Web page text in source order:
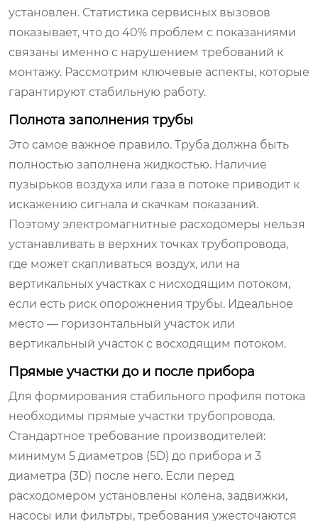
установлен. Статистика сервисных вызовов
показывает, что до 40% проблем с показаниями
связаны именно с нарушением требований к
монтажу. Рассмотрим ключевые аспекты, которые
гарантируют стабильную работу.
Полнота заполнения трубы
Это самое важное правило. Труба должна быть
полностью заполнена жидкостью. Наличие
пузырьков воздуха или газа в потоке приводит к
искажению сигнала и скачкам показаний.
Поэтому электромагнитные расходомеры нельзя
устанавливать в верхних точках трубопровода,
где может скапливаться воздух, или на
вертикальных участках с нисходящим потоком,
если есть риск опорожнения трубы. Идеальное
место — горизонтальный участок или
вертикальный участок с восходящим потоком.
Прямые участки до и после прибора
Для формирования стабильного профиля потока
необходимы прямые участки трубопровода.
Стандартное требование производителей:
минимум 5 диаметров (5D) до прибора и 3
диаметра (3D) после него. Если перед
расходомером установлены колена, задвижки,
насосы или фильтры, требования ужесточаются